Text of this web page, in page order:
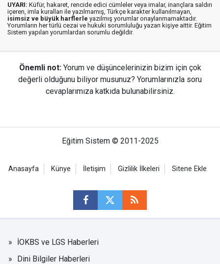
UYARI: Küfür, hakaret, rencide edici cümleler veya imalar, inançlara saldırı
içeren, imla kuralları ile yazılmamış, Türkçe karakter kullanılmayan,
isimsiz ve büyük harflerle yazılmış yorumlar onaylanmamaktadır.
Yorumların her türlü cezai ve hukuki sorumluluğu yazan kişiye aittir. Eğitim
Sistem yapılan yorumlardan sorumlu değildir.
Önemli not: Yorum ve düşüncelerinizin bizim için çok
değerli olduğunu biliyor musunuz? Yorumlarınızla soru
cevaplarımıza katkıda bulunabilirsiniz.
Eğitim Sistem © 2011-2025
Anasayfa Künye İletişim Gizlilik İlkeleri Sitene Ekle
İOKBS ve LGS Haberleri
Dini Bilgiler Haberleri